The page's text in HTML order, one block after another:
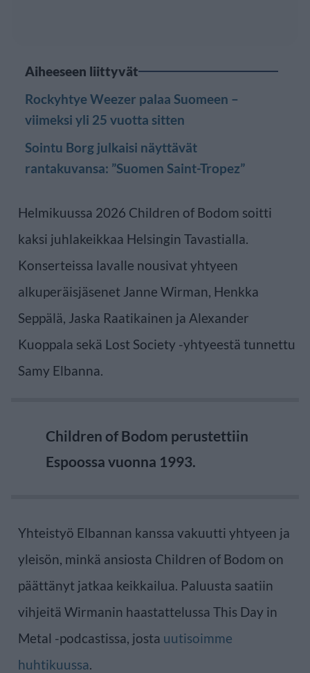
Aiheeseen liittyvät
Rockyhtye Weezer palaa Suomeen –
viimeksi yli 25 vuotta sitten
Sointu Borg julkaisi näyttävät
rantakuvansa: ”Suomen Saint-Tropez”
Helmikuussa 2026 Children of Bodom soitti
kaksi juhlakeikkaa Helsingin Tavastialla.
Konserteissa lavalle nousivat yhtyeen
alkuperäisjäsenet Janne Wirman, Henkka
Seppälä, Jaska Raatikainen ja Alexander
Kuoppala sekä Lost Society -yhtyeestä tunnettu
Samy Elbanna.
Children of Bodom perustettiin
Espoossa vuonna 1993.
Yhteistyö Elbannan kanssa vakuutti yhtyeen ja
yleisön, minkä ansiosta Children of Bodom on
päättänyt jatkaa keikkailua. Paluusta saatiin
vihjeitä Wirmanin haastattelussa This Day in
Metal -podcastissa, josta uutisoimme
huhtikuussa.